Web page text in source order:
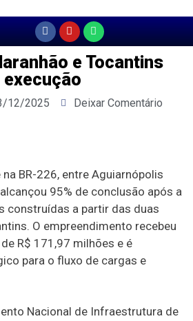
e Tocantins
execução
12/2025 Deixar Comentário
BR-226, entre Aguiarnópolis
95% de conclusão após a
construídas a partir das duas
O empreendimento recebeu
R$ 171,97 milhões e é
para o fluxo de cargas e
Nacional de Infraestrutura de